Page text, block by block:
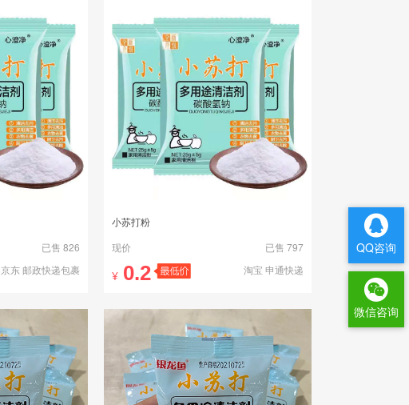
已售 826
京东 邮政快递包裹
小苏打粉
现价
已售 797
¥ 0.2 淘宝 申通快递
QQ咨询
微信咨询